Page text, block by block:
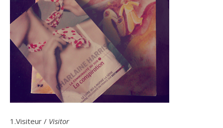
1.Visiteur / Visitor